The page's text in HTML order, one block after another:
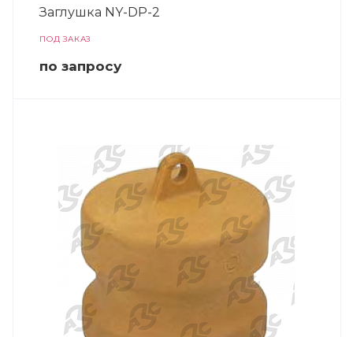
Заглушка NY-DP-2
ПОД ЗАКАЗ
по запросу